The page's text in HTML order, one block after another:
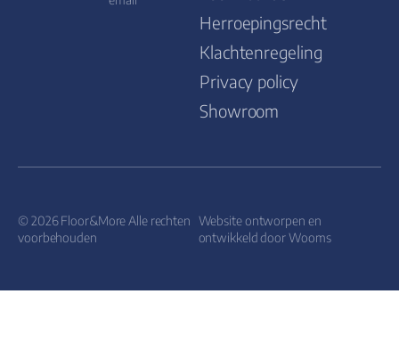
Herroepingsrecht
Klachtenregeling
Privacy policy
Showroom
© 2026 Floor&More Alle rechten
voorbehouden
Website ontworpen en
ontwikkeld doorWooms